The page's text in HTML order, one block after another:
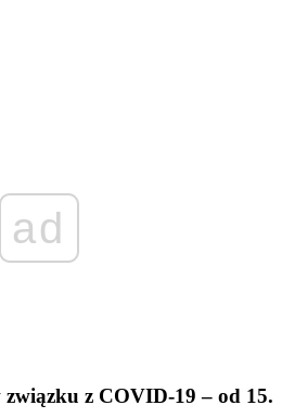
ad
z COVID-19 – od 15.